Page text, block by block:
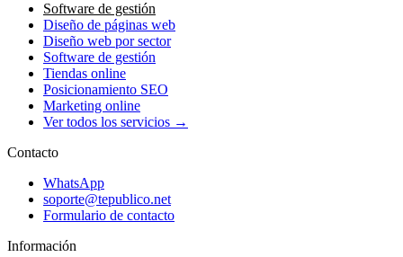
Software de gestión
Diseño de páginas web
Diseño web por sector
Software de gestión
Tiendas online
Posicionamiento SEO
Marketing online
Ver todos los servicios →
Contacto
WhatsApp
soporte@tepublico.net
Formulario de contacto
Información